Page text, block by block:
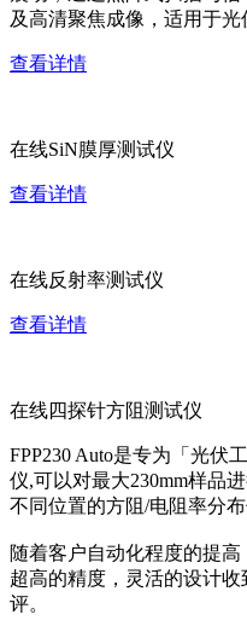
及高清聚焦成像，适用于光
查看详情
在线SiN膜厚测试仪
查看详情
在线反射率测试仪
查看详情
在线四探针方阻测试仪
FPP230 Auto是专为「光伏
仪,可以对最大230mm样品
不同位置的方阻/电阻率分布
随着客户自动化程度的提
超高的精度，灵活的设计
评。